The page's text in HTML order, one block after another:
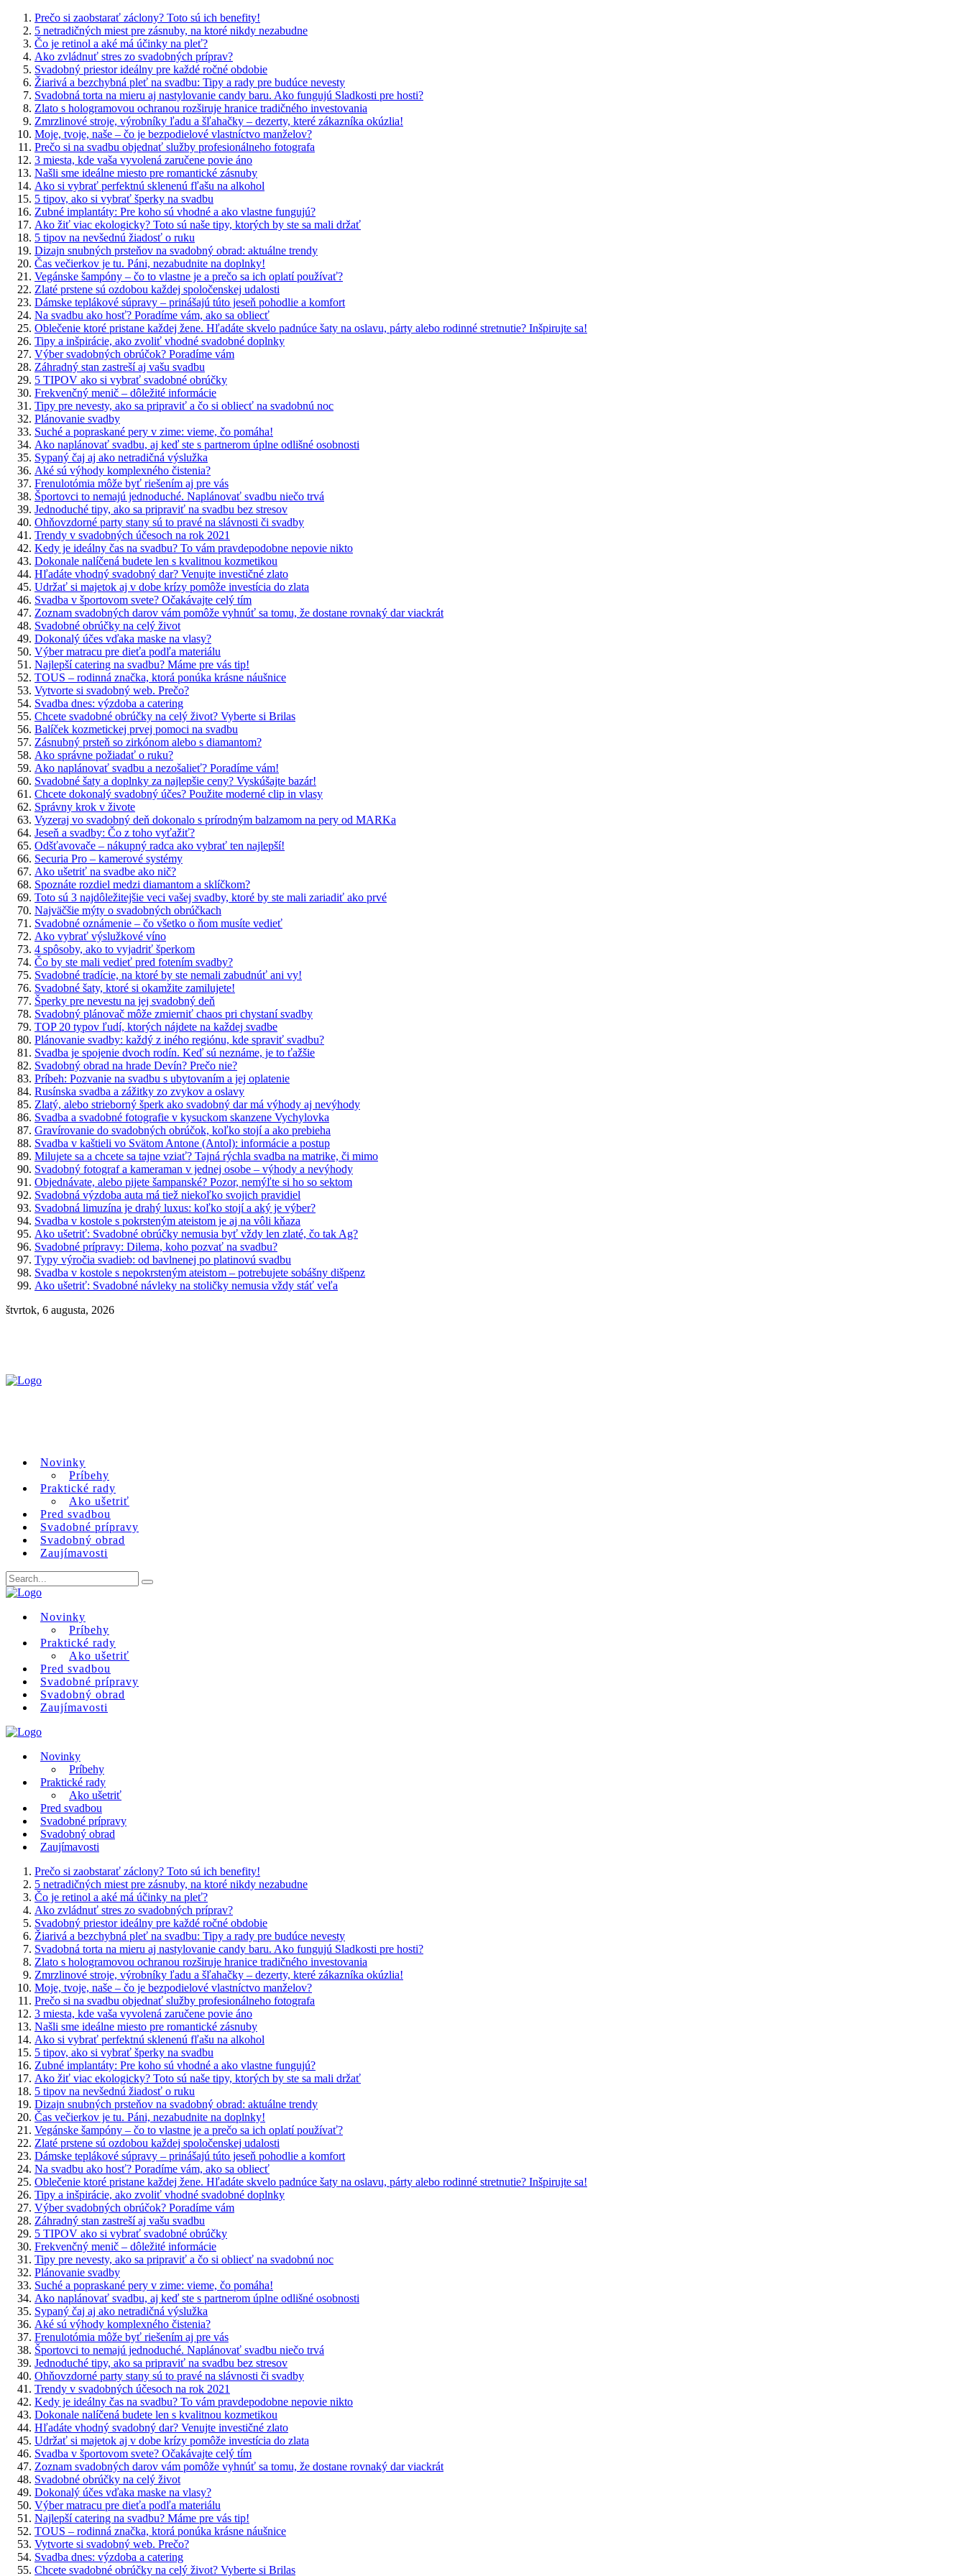
Prečo si zaobstarať záclony? Toto sú ich benefity!
5 netradičných miest pre zásnuby, na ktoré nikdy nezabudne
Čo je retinol a aké má účinky na pleť?
Ako zvládnuť stres zo svadobných príprav?
Svadobný priestor ideálny pre každé ročné obdobie
Žiarivá a bezchybná pleť na svadbu: Tipy a rady pre budúce nevesty
Svadobná torta na mieru aj nastylovanie candy baru. Ako fungujú Sladkosti pre hosti?
Zlato s hologramovou ochranou rozširuje hranice tradičného investovania
Zmrzlinové stroje, výrobníky ľadu a šľahačky – dezerty, které zákazníka okúzlia!
Moje, tvoje, naše – čo je bezpodielové vlastníctvo manželov?
Prečo si na svadbu objednať služby profesionálneho fotografa
3 miesta, kde vaša vyvolená zaručene povie áno
Našli sme ideálne miesto pre romantické zásnuby
Ako si vybrať perfektnú sklenenú fľašu na alkohol
5 tipov, ako si vybrať šperky na svadbu
Zubné implantáty: Pre koho sú vhodné a ako vlastne fungujú?
Ako žiť viac ekologicky? Toto sú naše tipy, ktorých by ste sa mali držať
5 tipov na nevšednú žiadosť o ruku
Dizajn snubných prsteňov na svadobný obrad: aktuálne trendy
Čas večierkov je tu. Páni, nezabudnite na doplnky!
Vegánske šampóny – čo to vlastne je a prečo sa ich oplatí používať?
Zlaté prstene sú ozdobou každej spoločenskej udalosti
Dámske teplákové súpravy – prinášajú túto jeseň pohodlie a komfort
Na svadbu ako hosť? Poradíme vám, ako sa obliecť
Oblečenie ktoré pristane každej žene. Hľadáte skvelo padnúce šaty na oslavu, párty alebo rodinné stretnutie? Inšpirujte sa!
Tipy a inšpirácie, ako zvoliť vhodné svadobné doplnky
Výber svadobných obrúčok? Poradíme vám
Záhradný stan zastreší aj vašu svadbu
5 TIPOV ako si vybrať svadobné obrúčky
Frekvenčný menič – dôležité informácie
Tipy pre nevesty, ako sa pripraviť a čo si obliecť na svadobnú noc
Plánovanie svadby
Suché a popraskané pery v zime: vieme, čo pomáha!
Ako naplánovať svadbu, aj keď ste s partnerom úplne odlišné osobnosti
Sypaný čaj aj ako netradičná výslužka
Aké sú výhody komplexného čistenia?
Frenulotómia môže byť riešením aj pre vás
Športovci to nemajú jednoduché. Naplánovať svadbu niečo trvá
Jednoduché tipy, ako sa pripraviť na svadbu bez stresov
Ohňovzdorné party stany sú to pravé na slávnosti či svadby
Trendy v svadobných účesoch na rok 2021
Kedy je ideálny čas na svadbu? To vám pravdepodobne nepovie nikto
Dokonale nalíčená budete len s kvalitnou kozmetikou
Hľadáte vhodný svadobný dar? Venujte investičné zlato
Udržať si majetok aj v dobe krízy pomôže investícia do zlata
Svadba v športovom svete? Očakávajte celý tím
Zoznam svadobných darov vám pomôže vyhnúť sa tomu, že dostane rovnaký dar viackrát
Svadobné obrúčky na celý život
Dokonalý účes vďaka maske na vlasy?
Výber matracu pre dieťa podľa materiálu
Najlepší catering na svadbu? Máme pre vás tip!
TOUS – rodinná značka, ktorá ponúka krásne náušnice
Vytvorte si svadobný web. Prečo?
Svadba dnes: výzdoba a catering
Chcete svadobné obrúčky na celý život? Vyberte si Brilas
Balíček kozmetickej prvej pomoci na svadbu
Zásnubný prsteň so zirkónom alebo s diamantom?
Ako správne požiadať o ruku?
Ako naplánovať svadbu a nezošalieť? Poradíme vám!
Svadobné šaty a doplnky za najlepšie ceny? Vyskúšajte bazár!
Chcete dokonalý svadobný účes? Použite moderné clip in vlasy
Správny krok v živote
Vyzeraj vo svadobný deň dokonalo s prírodným balzamom na pery od MARKa
Jeseň a svadby: Čo z toho vyťažiť?
Odšťavovače – nákupný radca ako vybrať ten najlepší!
Securia Pro – kamerové systémy
Ako ušetriť na svadbe ako nič?
Spoznáte rozdiel medzi diamantom a sklíčkom?
Toto sú 3 najdôležitejšie veci vašej svadby, ktoré by ste mali zariadiť ako prvé
Najväčšie mýty o svadobných obrúčkach
Svadobné oznámenie – čo všetko o ňom musíte vedieť
Ako vybrať výslužkové víno
4 spôsoby, ako to vyjadriť šperkom
Čo by ste mali vedieť pred fotením svadby?
Svadobné tradície, na ktoré by ste nemali zabudnúť ani vy!
Svadobné šaty, ktoré si okamžite zamilujete!
Šperky pre nevestu na jej svadobný deň
Svadobný plánovač môže zmierniť chaos pri chystaní svadby
TOP 20 typov ľudí, ktorých nájdete na každej svadbe
Plánovanie svadby: každý z iného regiónu, kde spraviť svadbu?
Svadba je spojenie dvoch rodín. Keď sú neznáme, je to ťažšie
Svadobný obrad na hrade Devín? Prečo nie?
Príbeh: Pozvanie na svadbu s ubytovaním a jej oplatenie
Rusínska svadba a zážitky zo zvykov a oslavy
Zlatý, alebo strieborný šperk ako svadobný dar má výhody aj nevýhody
Svadba a svadobné fotografie v kysuckom skanzene Vychylovka
Gravírovanie do svadobných obrúčok, koľko stojí a ako prebieha
Svadba v kaštieli vo Svätom Antone (Antol): informácie a postup
Milujete sa a chcete sa tajne vziať? Tajná rýchla svadba na matrike, či mimo
Svadobný fotograf a kameraman v jednej osobe – výhody a nevýhody
Objednávate, alebo pijete šampanské? Pozor, nemýľte si ho so sektom
Svadobná výzdoba auta má tiež niekoľko svojich pravidiel
Svadobná limuzína je drahý luxus: koľko stojí a aký je výber?
Svadba v kostole s pokrsteným ateistom je aj na vôli kňaza
Ako ušetriť: Svadobné obrúčky nemusia byť vždy len zlaté, čo tak Ag?
Svadobné prípravy: Dilema, koho pozvať na svadbu?
Typy výročia svadieb: od bavlnenej po platinovú svadbu
Svadba v kostole s nepokrsteným ateistom – potrebujete sobášny dišpenz
Ako ušetriť: Svadobné návleky na stoličky nemusia vždy stáť veľa
štvrtok, 6 augusta, 2026
Novinky
Príbehy
Praktické rady
Ako ušetriť
Pred svadbou
Svadobné prípravy
Svadobný obrad
Zaujímavosti
Novinky
Príbehy
Praktické rady
Ako ušetriť
Pred svadbou
Svadobné prípravy
Svadobný obrad
Zaujímavosti
Novinky
Príbehy
Praktické rady
Ako ušetriť
Pred svadbou
Svadobné prípravy
Svadobný obrad
Zaujímavosti
Prečo si zaobstarať záclony? Toto sú ich benefity!
5 netradičných miest pre zásnuby, na ktoré nikdy nezabudne
Čo je retinol a aké má účinky na pleť?
Ako zvládnuť stres zo svadobných príprav?
Svadobný priestor ideálny pre každé ročné obdobie
Žiarivá a bezchybná pleť na svadbu: Tipy a rady pre budúce nevesty
Svadobná torta na mieru aj nastylovanie candy baru. Ako fungujú Sladkosti pre hosti?
Zlato s hologramovou ochranou rozširuje hranice tradičného investovania
Zmrzlinové stroje, výrobníky ľadu a šľahačky – dezerty, které zákazníka okúzlia!
Moje, tvoje, naše – čo je bezpodielové vlastníctvo manželov?
Prečo si na svadbu objednať služby profesionálneho fotografa
3 miesta, kde vaša vyvolená zaručene povie áno
Našli sme ideálne miesto pre romantické zásnuby
Ako si vybrať perfektnú sklenenú fľašu na alkohol
5 tipov, ako si vybrať šperky na svadbu
Zubné implantáty: Pre koho sú vhodné a ako vlastne fungujú?
Ako žiť viac ekologicky? Toto sú naše tipy, ktorých by ste sa mali držať
5 tipov na nevšednú žiadosť o ruku
Dizajn snubných prsteňov na svadobný obrad: aktuálne trendy
Čas večierkov je tu. Páni, nezabudnite na doplnky!
Vegánske šampóny – čo to vlastne je a prečo sa ich oplatí používať?
Zlaté prstene sú ozdobou každej spoločenskej udalosti
Dámske teplákové súpravy – prinášajú túto jeseň pohodlie a komfort
Na svadbu ako hosť? Poradíme vám, ako sa obliecť
Oblečenie ktoré pristane každej žene. Hľadáte skvelo padnúce šaty na oslavu, párty alebo rodinné stretnutie? Inšpirujte sa!
Tipy a inšpirácie, ako zvoliť vhodné svadobné doplnky
Výber svadobných obrúčok? Poradíme vám
Záhradný stan zastreší aj vašu svadbu
5 TIPOV ako si vybrať svadobné obrúčky
Frekvenčný menič – dôležité informácie
Tipy pre nevesty, ako sa pripraviť a čo si obliecť na svadobnú noc
Plánovanie svadby
Suché a popraskané pery v zime: vieme, čo pomáha!
Ako naplánovať svadbu, aj keď ste s partnerom úplne odlišné osobnosti
Sypaný čaj aj ako netradičná výslužka
Aké sú výhody komplexného čistenia?
Frenulotómia môže byť riešením aj pre vás
Športovci to nemajú jednoduché. Naplánovať svadbu niečo trvá
Jednoduché tipy, ako sa pripraviť na svadbu bez stresov
Ohňovzdorné party stany sú to pravé na slávnosti či svadby
Trendy v svadobných účesoch na rok 2021
Kedy je ideálny čas na svadbu? To vám pravdepodobne nepovie nikto
Dokonale nalíčená budete len s kvalitnou kozmetikou
Hľadáte vhodný svadobný dar? Venujte investičné zlato
Udržať si majetok aj v dobe krízy pomôže investícia do zlata
Svadba v športovom svete? Očakávajte celý tím
Zoznam svadobných darov vám pomôže vyhnúť sa tomu, že dostane rovnaký dar viackrát
Svadobné obrúčky na celý život
Dokonalý účes vďaka maske na vlasy?
Výber matracu pre dieťa podľa materiálu
Najlepší catering na svadbu? Máme pre vás tip!
TOUS – rodinná značka, ktorá ponúka krásne náušnice
Vytvorte si svadobný web. Prečo?
Svadba dnes: výzdoba a catering
Chcete svadobné obrúčky na celý život? Vyberte si Brilas